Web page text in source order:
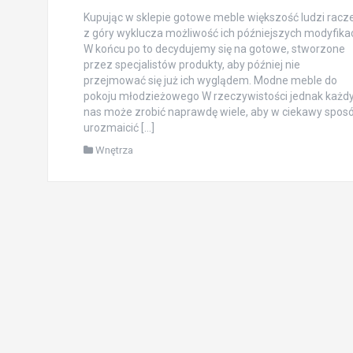
Kupując w sklepie gotowe meble większość ludzi
z góry wyklucza możliwość ich późniejszych
W końcu po to decydujemy się na gotowe, stworzone
przez specjalistów produkty, aby później nie
przejmować się już ich wyglądem. Modne meble do
pokoju młodzieżowego W rzeczywistości jednak
nas może zrobić naprawdę wiele, aby w ciekawy
urozmaicić […]
Wnętrza